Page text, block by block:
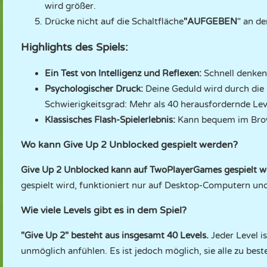
wird größer.
Drücke nicht auf die Schaltfläche"AUFGEBEN" an
Highlights des Spiels:
Ein Test von Intelligenz und Reflexen: Schnell
Psychologischer Druck: Deine Geduld wird durch
Schwierigkeitsgrad: Mehr als 40 herausfordernde
Klassisches Flash-Spielerlebnis: Kann bequem im
Wo kann Give Up 2 Unblocked gespielt werden?
Give Up 2 Unblocked kann auf TwoPlayerGames gespielt
gespielt wird, funktioniert nur auf Desktop-Computern
Wie viele Levels gibt es in dem Spiel?
"Give Up 2" besteht aus insgesamt 40 Levels. Jeder Level
unmöglich anfühlen. Es ist jedoch möglich, sie alle zu